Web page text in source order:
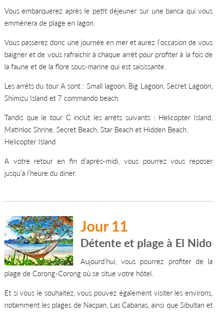
Vous embarquerez après le petit déjeuner sur une banca qui vous
emmènera de plage en lagon.
Vous passerez donc une journée en mer et aurez l’occasion de vous
baigner et de vous rafraichir à chaque arrêt pour profiter à la fois de
la faune et de la flore sous-marine qui est saisissante.
Les arrêts du tour A sont : Small lagoon, Big Lagoon, Secret Lagoon,
Shimizu Island et 7 commando beach.
Tandis que le tour C inclut les arrêts suivants : Helicopter Island,
Matinloc Shrine, Secret Beach, Star Beach et Hidden Beach.
Helicopter Island
A votre retour en fin d’après-midi, vous pourrez vous reposer
jusqu’à l’heure du diner.
Jour 11
Détente et plage à El Nido
Aujourd’hui, vous pourrez profiter de la
plage de Corong-Corong où se situe votre hôtel.
Et si vous le souhaitez, vous pouvez également visiter les environs,
notamment les plages de Nacpan, Las Cabanas, ainsi que Sibultan et